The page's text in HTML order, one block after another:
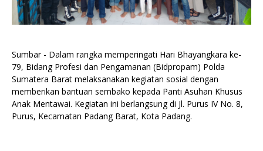
Sumbar - Dalam rangka memperingati Hari Bhayangkara ke-
79, Bidang Profesi dan Pengamanan (Bidpropam) Polda
Sumatera Barat melaksanakan kegiatan sosial dengan
memberikan bantuan sembako kepada Panti Asuhan Khusus
Anak Mentawai. Kegiatan ini berlangsung di Jl. Purus IV No. 8,
Purus, Kecamatan Padang Barat, Kota Padang.